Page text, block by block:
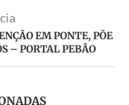
EM PONTE, PÕE
– PORTAL PEBÃO